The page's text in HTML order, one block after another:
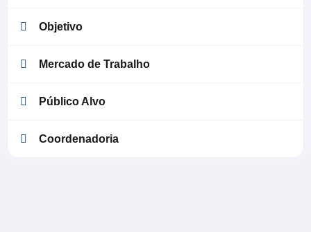
Objetivo
Mercado de Trabalho
Público Alvo
Coordenadoria